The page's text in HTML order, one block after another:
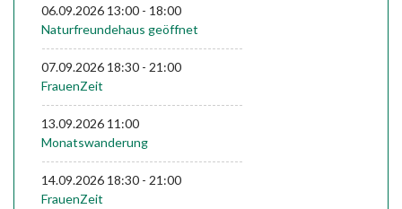
06.09.2026 13:00 - 18:00
Naturfreundehaus geöffnet
---------------------------------------------
07.09.2026 18:30 - 21:00
FrauenZeit
---------------------------------------------
13.09.2026 11:00
Monatswanderung
---------------------------------------------
14.09.2026 18:30 - 21:00
FrauenZeit